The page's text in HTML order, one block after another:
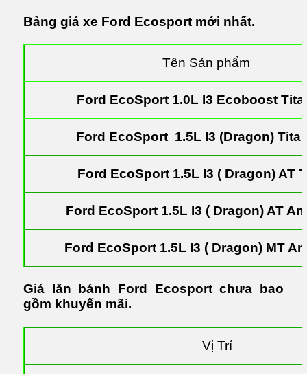
Bảng giá xe Ford Ecosport mới nhất.
Tên Sản phẩm
Ford EcoSport 1.0L I3 Ecoboost
Ford EcoSport 1.5L I3 (Dragon)
Ford EcoSport 1.5L I3 ( Dragon) AT
Ford EcoSport 1.5L I3 ( Dragon) AT
Ford EcoSport 1.5L I3 ( Dragon) MT
Giá lăn bánh Ford Ecosport chưa bao
gồm khuyến mãi.
Vị Trí